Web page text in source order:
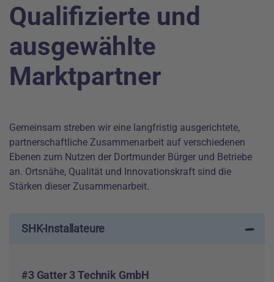
Qualifizierte und
ausgewählte
Marktpartner
Gemeinsam streben wir eine langfristig ausgerichtete,
partnerschaftliche Zusammenarbeit auf verschiedenen
Ebenen zum Nutzen der Dortmunder Bürger und Betriebe
an. Ortsnähe, Qualität und Innovationskraft sind die
Stärken dieser Zusammenarbeit.
SHK-Installateure
#3 Gatter 3 Technik GmbH